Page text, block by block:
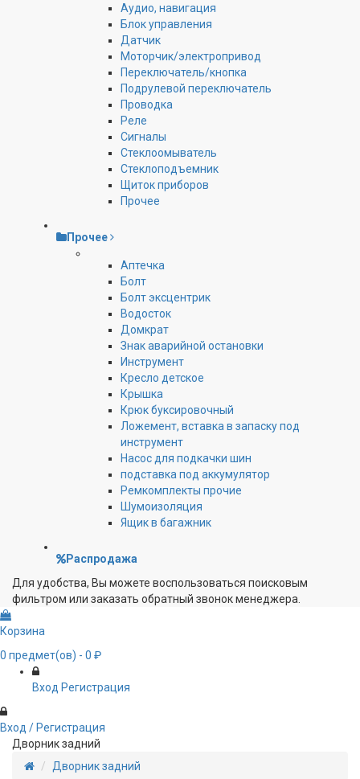
Аудио, навигация
Блок управления
Датчик
Моторчик/электропривод
Переключатель/кнопка
Подрулевой переключатель
Проводка
Реле
Сигналы
Стеклоомыватель
Стеклоподъемник
Щиток приборов
Прочее
Прочее
Аптечка
Болт
Болт эксцентрик
Водосток
Домкрат
Знак аварийной остановки
Инструмент
Кресло детское
Крышка
Крюк буксировочный
Ложемент, вставка в запаску под
инструмент
Насос для подкачки шин
подставка под аккумулятор
Ремкомплекты прочие
Шумоизоляция
Ящик в багажник
Распродажа
Для удобства, Вы можете воспользоваться поисковым
фильтром или заказать обратный звонок менеджера.
Корзина
0 предмет(ов) - 0 ₽
Вход Регистрация
Вход / Регистрация
Дворник задний
Дворник задний